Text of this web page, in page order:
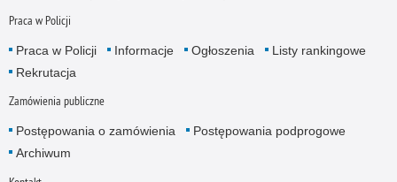
Praca w Policji
Praca w Policji Informacje Ogłoszenia
Listy rankingowe
Rekrutacja
Zamówienia publiczne
Postępowania o zamówienia
Postępowania podprogowe
Archiwum